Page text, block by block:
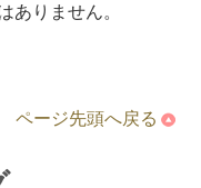
ありません。
ページ先頭へ戻る